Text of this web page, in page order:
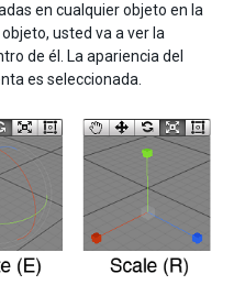
en cualquier objeto en la
usted va a ver la
de él. La apariencia del
es seleccionada.